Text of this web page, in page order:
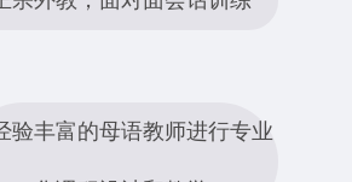
验丰富的母语教师进行专业